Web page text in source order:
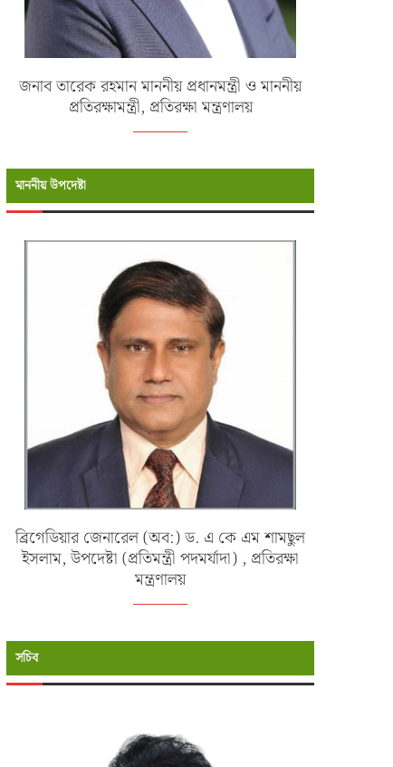
জনাব তারেক রহমান মাননীয় প্রধানমন্ত্রী ও মাননীয়
প্রতিরক্ষামন্ত্রী, প্রতিরক্ষা মন্ত্রণালয়
মাননীয় উপদেষ্টা
ব্রিগেডিয়ার জেনারেল (অব:) ড. এ কে এম শামছুল
ইসলাম, উপদেষ্টা (প্রতিমন্ত্রী পদমর্যাদা) , প্রতিরক্ষা
মন্ত্রণালয়
সচিব